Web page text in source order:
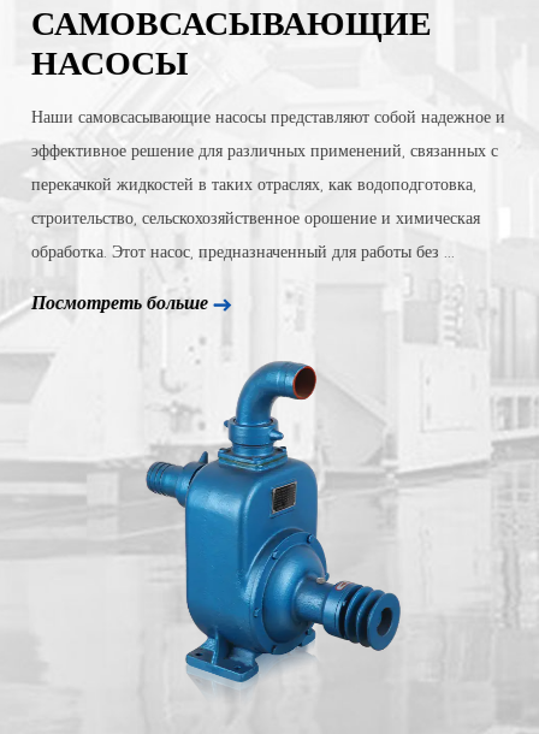
САМОВСАСЫВАЮЩИЕ
НАСОСЫ
Наши самовсасывающие насосы представляют собой надежное и
эффективное решение для различных применений, связанных с
перекачкой жидкостей в таких отраслях, как водоподготовка,
строительство, сельскохозяйственное орошение и химическая
обработка. Этот насос, предназначенный для работы без ...
Посмотреть больше